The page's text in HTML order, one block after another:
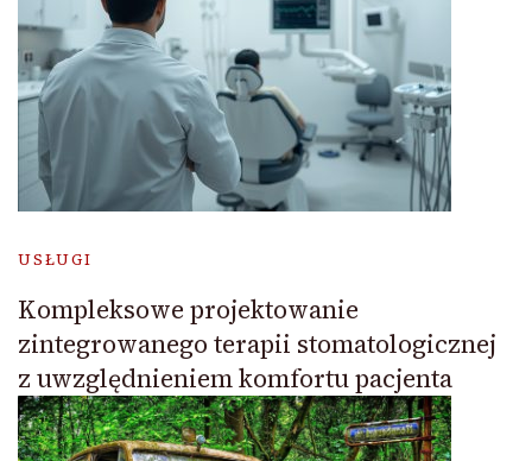
USŁUGI
Kompleksowe projektowanie
zintegrowanego terapii stomatologicznej
z uwzględnieniem komfortu pacjenta